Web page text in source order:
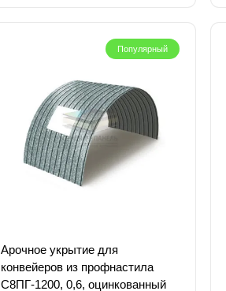
Популярный
Арочное укрытие для
конвейеров из профнастила
С8ПГ-1200, 0,6, оцинкованный